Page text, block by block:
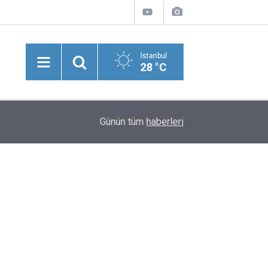
İstanbul
28 °C
Bakan Şimşek'ten Oğlu İçin İş İsteyen Yaşlı
Günün tüm haberleri